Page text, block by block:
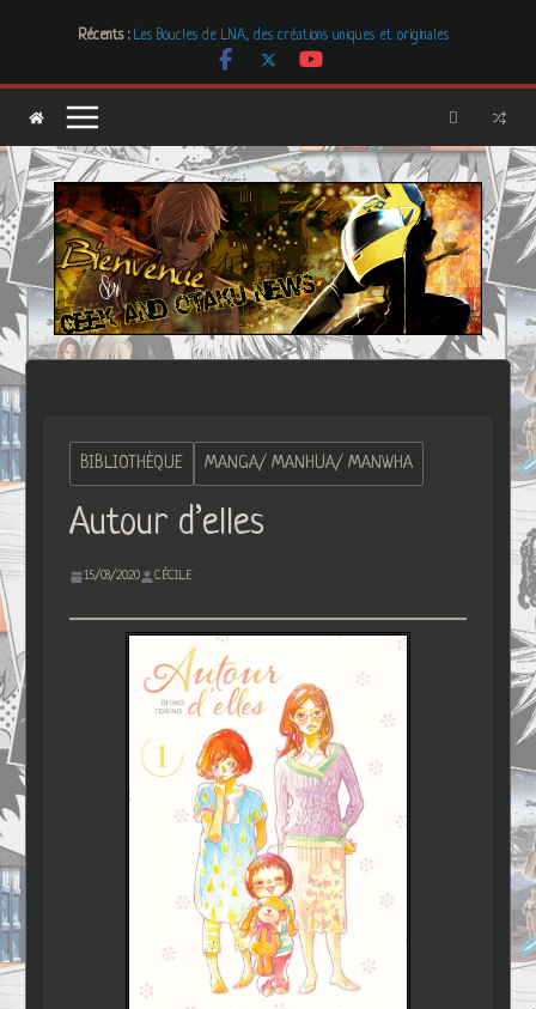
Récents : Les Boucles de LNA, des créations uniques et originales
# Cher GON #01 – juillet 2026
[Dossier] Les dystopies dans la littérature mais pas que …
BIBLIOTHÈQUE MANGA/ MANHUA/ MANWHA
Autour d’elles
15/03/2020 CÉCILE